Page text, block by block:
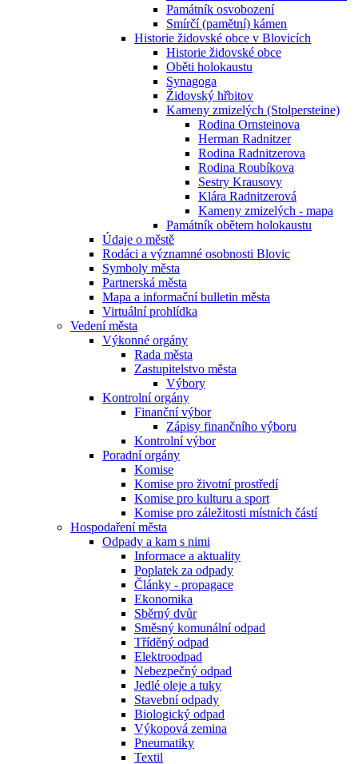
Památník osvobození
Smírčí (pamětní) kámen
Historie židovské obce v Blovicích
Historie židovské obce
Oběti holokaustu
Synagoga
Židovský hřbitov
Kameny zmizelých (Stolpersteine)
Rodina Ornsteinova
Herman Radnitzer
Rodina Radnitzerova
Rodina Roubíkova
Sestry Krausovy
Klára Radnitzerová
Kameny zmizelých - mapa
Památník obětem holokaustu
Údaje o městě
Rodáci a významné osobnosti Blovic
Symboly města
Partnerská města
Mapa a informační bulletin města
Virtuální prohlídka
Vedení města
Výkonné orgány
Rada města
Zastupitelstvo města
Výbory
Kontrolní orgány
Finanční výbor
Zápisy finančního výboru
Kontrolní výbor
Poradní orgány
Komise
Komise pro životní prostředí
Komise pro kulturu a sport
Komise pro záležitosti místních částí
Hospodaření města
Odpady a kam s nimi
Informace a aktuality
Poplatek za odpady
Články - propagace
Ekonomika
Sběrný dvůr
Směsný komunální odpad
Tříděný odpad
Elektroodpad
Nebezpečný odpad
Jedlé oleje a tuky
Stavební odpady
Biologický odpad
Výkopová zemina
Pneumatiky
Textil